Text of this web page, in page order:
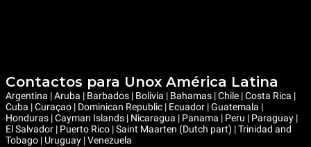
Contactos para Unox América Latina
Argentina | Aruba | Barbados | Bolivia | Bahamas | Chile | Costa Rica |
Cuba | Curaçao | Dominican Republic | Ecuador | Guatemala |
Honduras | Cayman Islands | Nicaragua | Panama | Peru | Paraguay |
El Salvador | Puerto Rico | Saint Maarten (Dutch part) | Trinidad and
Tobago | Uruguay | Venezuela